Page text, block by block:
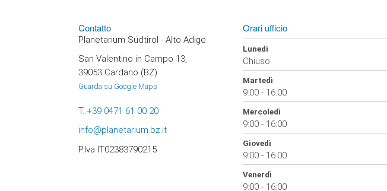
Contatto
Planetarium Südtirol - Alto Adige
San Valentino in Campo 13,
39053 Cardano (BZ)
Guarda su Google Maps
T. +39 0471 61 00 20
info@planetarium.bz.it
P.Iva IT02383790215
Orari ufficio
Lunedì
Chiuso
Martedì
9:00 - 16:00
Mercoledì
9:00 - 16:00
Giovedì
9:00 - 16:00
Venerdì
9:00 - 16:00